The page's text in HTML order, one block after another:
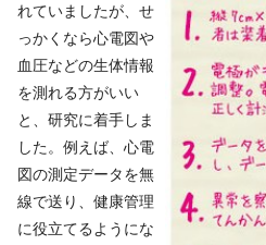
れていましたが、せ
っかくなら心電図や
血圧などの生体情報
を測れる方がいい
と、研究に着手しま
した。例えば、心電
図の測定データを無
線で送り、健康管理
に役立てるようにな